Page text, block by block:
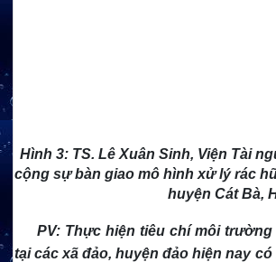
Hình 3: TS. Lê Xuân Sinh, Viện Tài
cộng sự bàn giao mô hình xử lý rác
huyện Cát Bà,
PV: Thực hiện tiêu chí môi
tại các xã đảo, huyện đảo hiện nay